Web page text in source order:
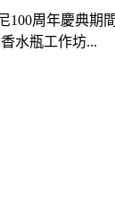
100周年慶典
水瓶工作坊...